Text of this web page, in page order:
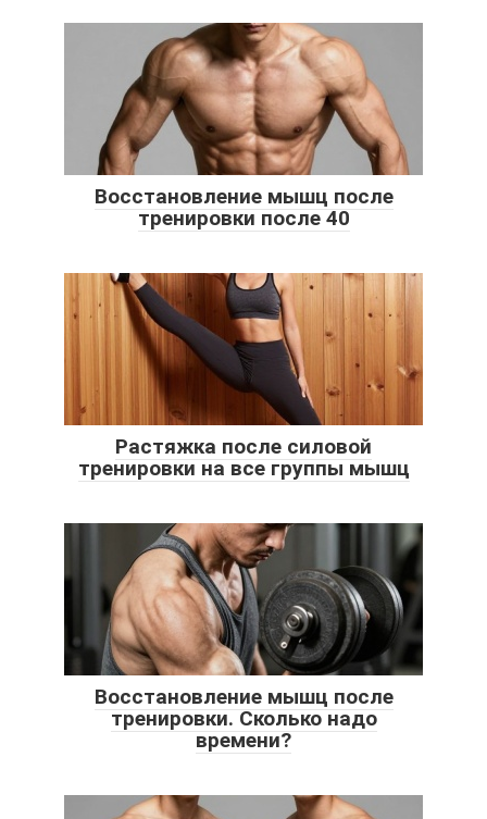
Восстановление мышц после
тренировки после 40
Растяжка после силовой
тренировки на все группы мышц
Восстановление мышц после
тренировки. Сколько надо
времени?